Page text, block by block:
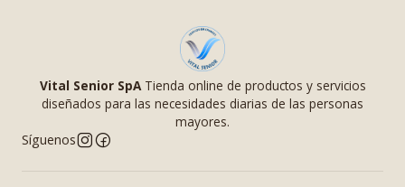
Vital Senior SpATienda online de productos y servicios
diseñados para las necesidades diarias de las personas
mayores.
Síguenos